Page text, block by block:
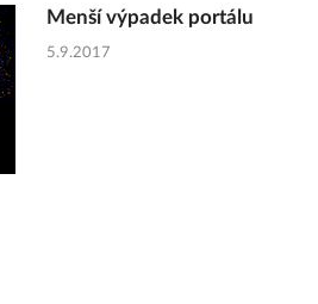
Menší výpadek portálu
5.9.2017